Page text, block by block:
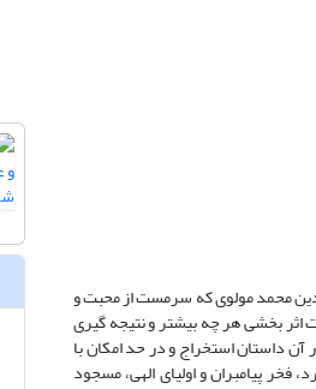
محمد مولوی که سرمست از محبت و
اثر بخشی هر چه بیشتر و نتیجه گیری
داستان استخراج و در حد امکان با
پیامبران و اولیای الهی، مسجود